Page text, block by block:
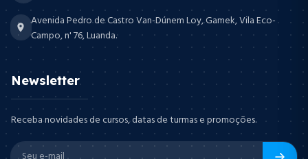
Avenida Pedro de Castro Van-Dúnem Loy, Gamek, Vila Eco-
Campo, n' 76, Luanda.
Newsletter
Receba novidades de cursos, datas de turmas e promoções.